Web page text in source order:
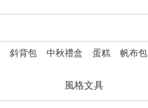
斜背包 中秋禮盒 蛋糕 帆布包
風格文具